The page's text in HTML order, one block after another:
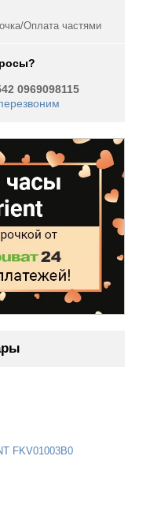
Оплата частями
0969098115
FKV01003B0